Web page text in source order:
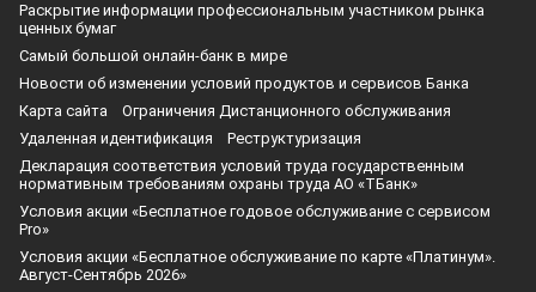
Раскрытие информации профессиональным участником рынка
ценных бумаг
Самый большой онлайн-банк в мире
Новости об изменении условий продуктов и сервисов Банка
Карта сайта
Ограничения Дистанционного обслуживания
Удаленная идентификация
Реструктуризация
Декларация соответствия условий труда государственным
нормативным требованиям охраны труда АО «ТБанк»
Условия акции «Бесплатное годовое обслуживание с сервисом
Pro»
Условия акции «Бесплатное обслуживание по карте «Платинум».
Август-Сентябрь 2026»